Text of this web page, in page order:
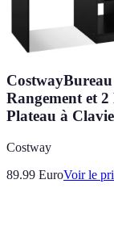
Rangement et
Plateau à
Costway
89.99 EuroVoir le